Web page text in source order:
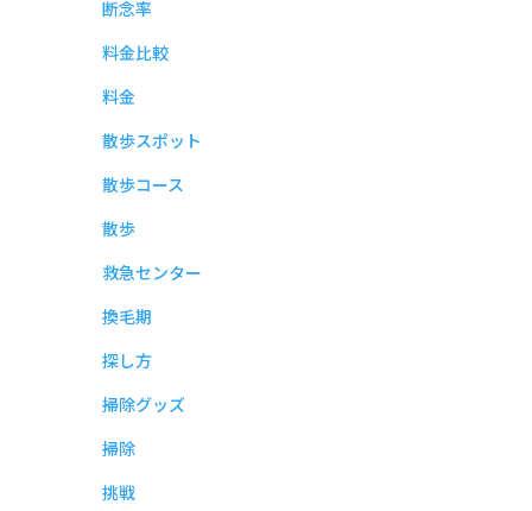
断念率
料金比較
料金
散歩スポット
散歩コース
散歩
救急センター
換毛期
探し方
掃除グッズ
掃除
挑戦